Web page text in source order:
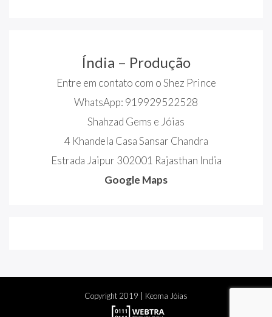
Índia – Produção
Entre em contato com o Shez Prince
WhatsApp: 919929522528
Shahzad Gems e Jóias
4 Khandela Casa Sansar Chandra
Estrada Jaipur 302001 Rajasthan India
Google Maps
Copyright 2019 | Keoma Jóias